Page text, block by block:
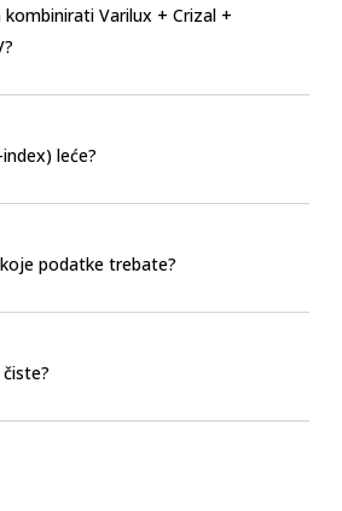
Varilux + Crizal +
leće?
podatke trebate?